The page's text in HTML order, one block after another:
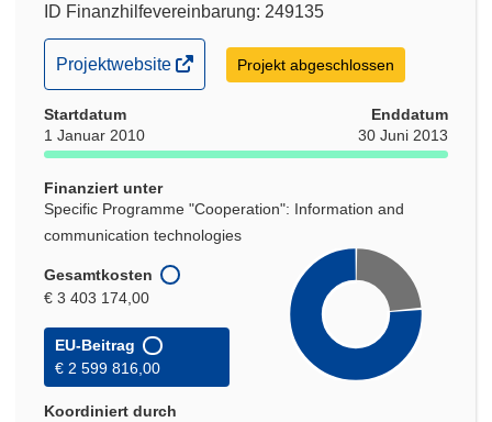
ID Finanzhilfevereinbarung: 249135
(öffnet
in
neuem
Fenster)
Projektwebsite Projekt abgeschlossen
Startdatum
1 Januar 2010
Enddatum
30 Juni 2013
Finanziert unter
Specific Programme "Cooperation": Information and
communication technologies
Gesamtkosten
€ 3 403 174,00
EU-Beitrag
€ 2 599 816,00
Koordiniert durch